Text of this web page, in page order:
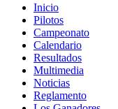
Inicio
Pilotos
Campeonato
Calendario
Resultados
Multimedia
Noticias
Reglamento